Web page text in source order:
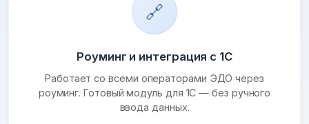
🔗
Роуминг и интеграция с 1С
Работает со всеми операторами ЭДО через
роуминг. Готовый модуль для 1С — без ручного
ввода данных.